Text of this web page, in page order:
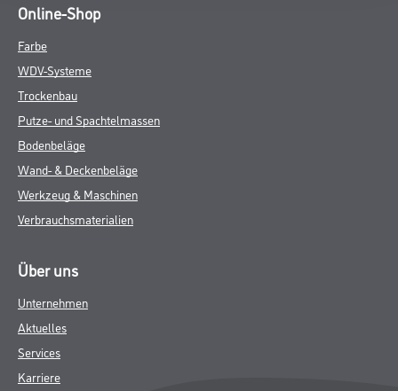
Online-Shop
Farbe
WDV-Systeme
Trockenbau
Putze- und Spachtelmassen
Bodenbeläge
Wand- & Deckenbeläge
Werkzeug & Maschinen
Verbrauchsmaterialien
Über uns
Unternehmen
Aktuelles
Services
Karriere